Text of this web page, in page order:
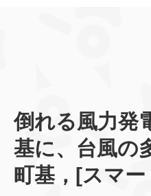
倒れる風力発
基に、台風の
町基，[スマー